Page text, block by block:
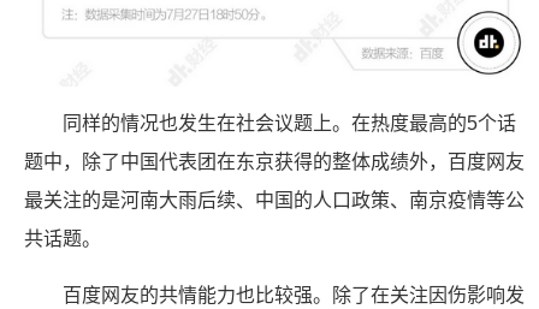
同样的情况也发生在社会议题上。在热度最高的5个话
题中，除了中国代表团在东京获得的整体成绩外，百度网友
最关注的是河南大雨后续、中国的人口政策、南京疫情等公
共话题。
百度网友的共情能力也比较强。除了在关注因伤影响发